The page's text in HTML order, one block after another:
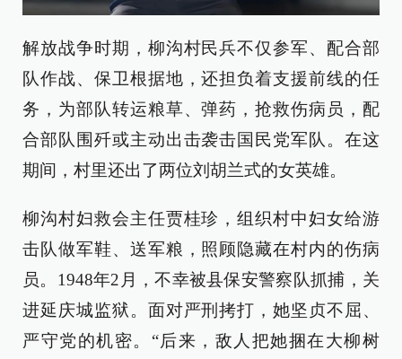
解放战争时期，柳沟村民兵不仅参军、配合部
队作战、保卫根据地，还担负着支援前线的任
务，为部队转运粮草、弹药，抢救伤病员，配
合部队围歼或主动出击袭击国民党军队。在这
期间，村里还出了两位刘胡兰式的女英雄。
柳沟村妇救会主任贾桂珍，组织村中妇女给游
击队做军鞋、送军粮，照顾隐藏在村内的伤病
员。1948年2月，不幸被县保安警察队抓捕，关
进延庆城监狱。面对严刑拷打，她坚贞不屈、
严守党的机密。“后来，敌人把她捆在大柳树